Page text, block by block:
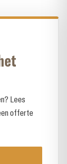
Lees
offerte